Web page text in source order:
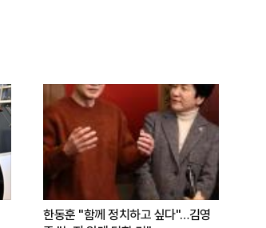
한동훈 "함께 정치하고 싶다"…김영